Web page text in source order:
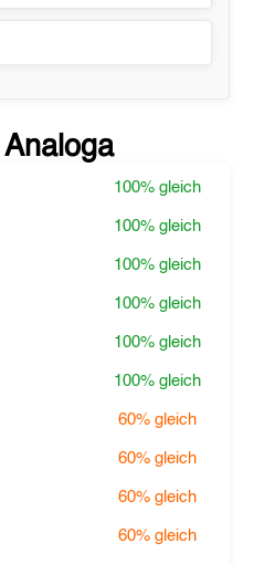
100% gleich
100% gleich
100% gleich
100% gleich
100% gleich
100% gleich
60% gleich
60% gleich
60% gleich
60% gleich